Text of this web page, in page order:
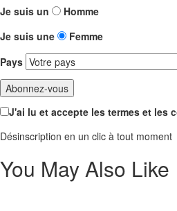
Je suis un
Homme
Je suis une
Femme
Pays
J'ai lu et accepte les termes et les
Désinscription en un clic à tout moment
You May Also Like